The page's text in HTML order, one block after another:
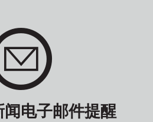
电子邮件提醒